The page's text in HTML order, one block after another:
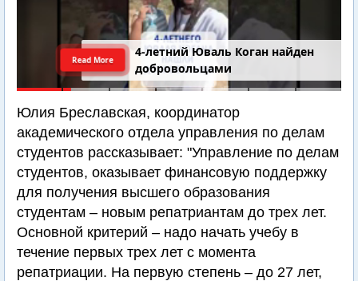
4-летний Юваль Коган найден
добровольцами
Read More
Юлия Бреславская, координатор
академического отдела управления по делам
студентов рассказывает: "Управление по делам
студентов, оказывает финансовую поддержку
для получения высшего образования
студентам – новым репатриантам до трех лет.
Основной критерий – надо начать учебу в
течение первых трех лет с момента
репатриации. На первую степень – до 27 лет,